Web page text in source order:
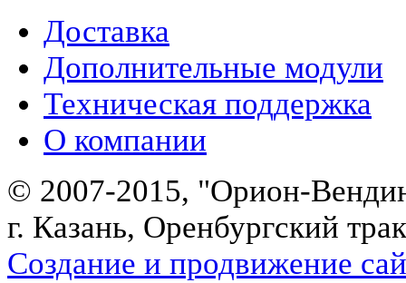
Доставка
Дополнительные модули
Техническая поддержка
О компании
© 2007-2015, "Орион-
г. Казань, Оренбургский
Создание и продвижение